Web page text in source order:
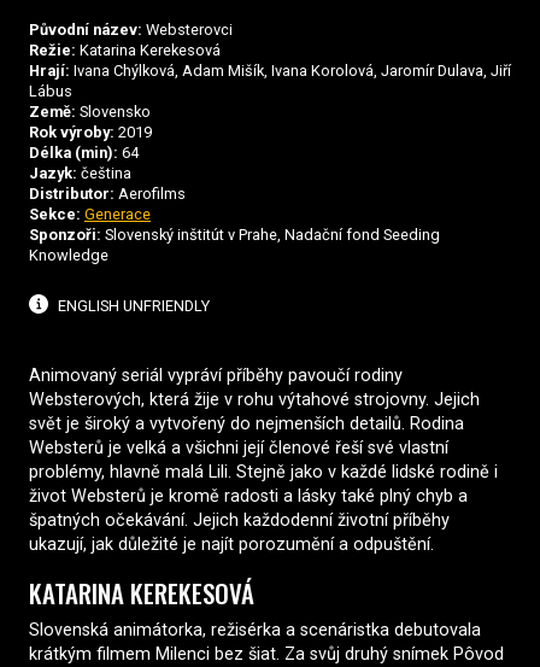
Původní název: Websterovci
Režie: Katarina Kerekesová
Hrají: Ivana Chýlková, Adam Mišík, Ivana Korolová, Jaromír Dulava, Jiří
Lábus
Země: Slovensko
Rok výroby: 2019
Délka (min): 64
Jazyk: čeština
Distributor: Aerofilms
Sekce: Generace
Sponzoři: Slovenský inštitút v Prahe, Nadační fond Seeding
Knowledge
ENGLISH UNFRIENDLY
Animovaný seriál vypráví příběhy pavoučí rodiny
Websterových, která žije v rohu výtahové strojovny. Jejich
svět je široký a vytvořený do nejmenších detailů. Rodina
Websterů je velká a všichni její členové řeší své vlastní
problémy, hlavně malá Lili. Stejně jako v každé lidské rodině i
život Websterů je kromě radosti a lásky také plný chyb a
špatných očekávání. Jejich každodenní životní příběhy
ukazují, jak důležité je najít porozumění a odpuštění.
KATARINA KEREKESOVÁ
Slovenská animátorka, režisérka a scenáristka debutovala
krátkým filmem Milenci bez šiat. Za svůj druhý snímek Pôvod